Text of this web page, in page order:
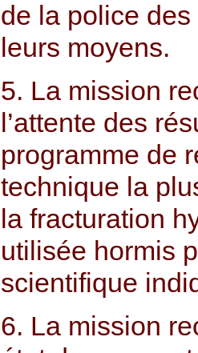
de la police
leurs moyens.
5. La mission
l’attente des
programme de
technique la
la fracturation
utilisée hormis
scientifique
6. La mission